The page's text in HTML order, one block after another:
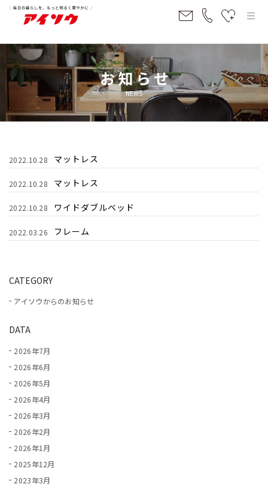
お知らせ
NEWS
2022.10.28 マットレス
2022.10.28 マットレス
2022.10.28 ワイドダブルベッド
2022.03.26 フレーム
CATEGORY
アイソウからのお知らせ
DATA
2026年7月
2026年6月
2026年5月
2026年4月
2026年3月
2026年2月
2026年1月
2025年12月
2023年3月